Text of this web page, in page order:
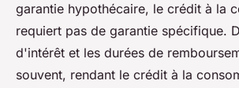
garantie hypothécaire, le crédit à la
requiert pas de garantie spécifique.
d'intérêt et les durées de
souvent, rendant le crédit à la